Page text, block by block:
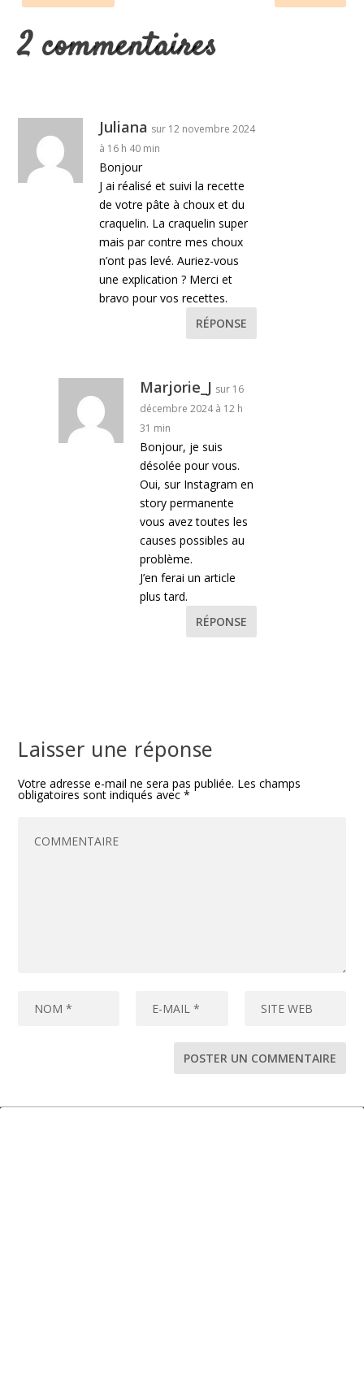
2 commentaires
Juliana sur 12 novembre 2024
à 16 h 40 min
Bonjour
J ai réalisé et suivi la recette
de votre pâte à choux et du
craquelin. La craquelin super
mais par contre mes choux
n’ont pas levé. Auriez-vous
une explication ? Merci et
bravo pour vos recettes.
RÉPONSE
Marjorie_J sur 16
décembre 2024 à 12 h
31 min
Bonjour, je suis
désolée pour vous.
Oui, sur Instagram en
story permanente
vous avez toutes les
causes possibles au
problème.
J’en ferai un article
plus tard.
RÉPONSE
Laisser une réponse
Votre adresse e-mail ne sera pas publiée. Les champs
obligatoires sont indiqués avec*